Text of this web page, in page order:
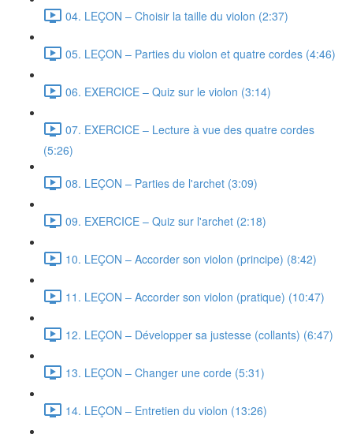
04. LEÇON – Choisir la taille du violon (2:37)
05. LEÇON – Parties du violon et quatre cordes (4:46)
06. EXERCICE – Quiz sur le violon (3:14)
07. EXERCICE – Lecture à vue des quatre cordes
(5:26)
08. LEÇON – Parties de l'archet (3:09)
09. EXERCICE – Quiz sur l'archet (2:18)
10. LEÇON – Accorder son violon (principe) (8:42)
11. LEÇON – Accorder son violon (pratique) (10:47)
12. LEÇON – Développer sa justesse (collants) (6:47)
13. LEÇON – Changer une corde (5:31)
14. LEÇON – Entretien du violon (13:26)